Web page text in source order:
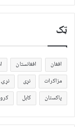
ټک
افغان افغانستان
مزاکرات
نړی نړۍ
پاکستان
کابل